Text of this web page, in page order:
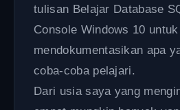
tulisan Belajar Database
Console Windows 10 untuk
mendokumentasikan apa
coba-coba pelajari.
Dari usia saya yang